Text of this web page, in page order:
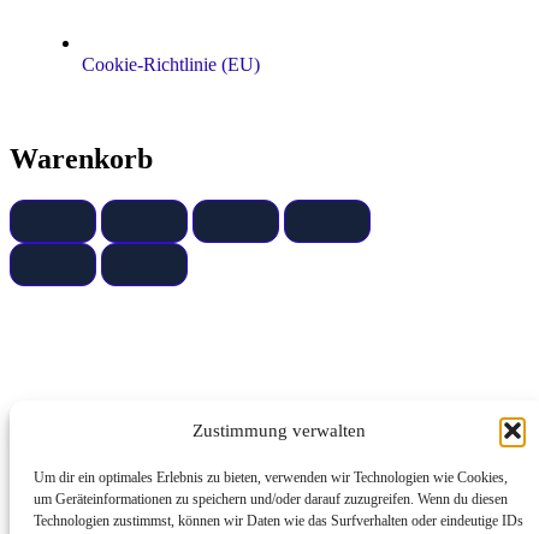
Zustimmung verwalten
Um dir ein optimales Erlebnis zu bieten, verwenden wir Technologien wie Cookies,
um Geräteinformationen zu speichern und/oder darauf zuzugreifen. Wenn du diesen
Technologien zustimmst, können wir Daten wie das Surfverhalten oder eindeutige IDs
Cookie-Richtlinie (EU)
Warenkorb